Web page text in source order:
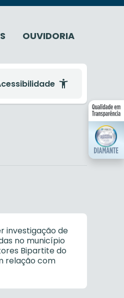
OUVIDORIA
investigação de
no município
Bipartite do
relação com